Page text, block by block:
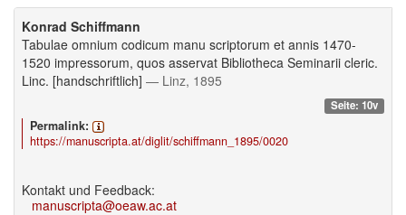
Konrad Schiffmann
Tabulae omnium codicum manu scriptorum et annis 1470-
1520 impressorum, quos asservat Bibliotheca Seminarii cleric.
Linc. [handschriftlich] — Linz, 1895
Seite: 10v
Permalink:
https://manuscripta.at/diglit/schiffmann_1895/0020
Kontakt und Feedback:
manuscripta@oeaw.ac.at